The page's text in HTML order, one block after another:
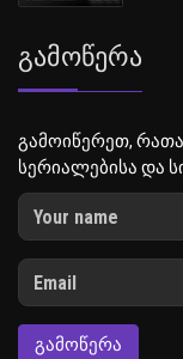
Გამოწერა
გამოიწერეთ,
სერიალებისა და
ᲒᲐᲛᲝᲬᲔᲠᲐ